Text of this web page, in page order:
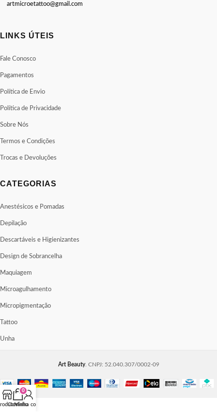
artmicroetattoo@gmail.com
LINKS ÚTEIS
Fale Conosco
Pagamentos
Política de Envio
Política de Privacidade
Sobre Nós
Termos e Condições
Trocas e Devoluções
CATEGORIAS
Anestésicos e Pomadas
Depilação
Descartáveis e Higienizantes
Design de Sobrancelha
Maquiagem
Microagulhamento
Micropigmentação
Tattoo
Unha
Art Beauty. CNPJ: 52.040.307/0002-09
0
Carrinho
Minha conta